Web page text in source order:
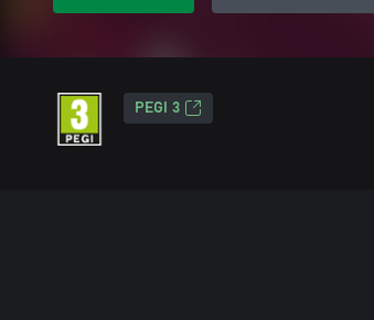
PEGI 3